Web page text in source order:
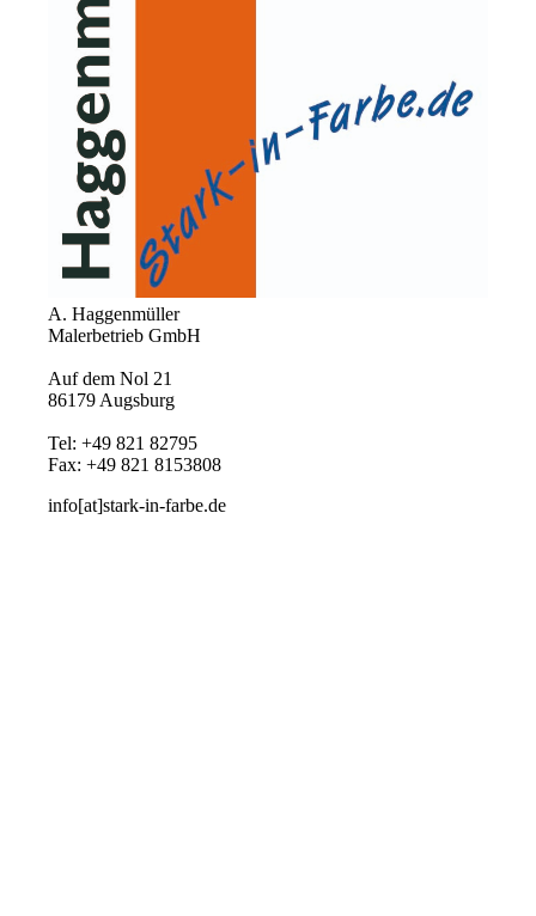
A. Haggenmüller
Malerbetrieb GmbH
Auf dem Nol 21
86179 Augsburg
Tel: +49 821 82795
Fax: +49 821 8153808
info[at]stark-in-farbe.de